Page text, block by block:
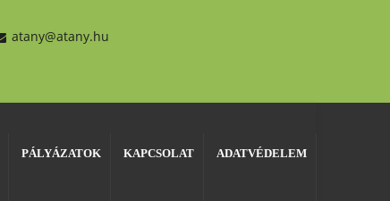
atany@atany.hu
PÁLYÁZATOK KAPCSOLAT ADATVÉDELEM